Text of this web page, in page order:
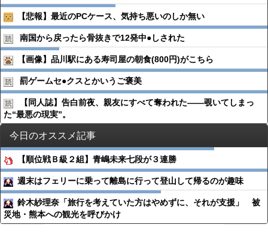
【悲報】最近のPCケース、気持ち悪いのしか無い
南国から戻ったら骨抜きで12発中●︎しされた
【画像】品川駅にある寿司屋の朝食(800円)がこちら
罰ゲームセ●︎クスとかいうご褒美
【同人誌】告白前夜、親友にすべて奪われた――覗いてしまっ
た“最悪の現実”。
今日のオススメ記事
【順位戦Ｂ級２組】青嶋未来七段が３連勝
週末はフェリーに乗って離島に行って登山して帰るのが趣味
鈴木紗理奈「旅行を考えていた方はやめずに、それが支援」 被
災地・熊本への観光を呼びかけ